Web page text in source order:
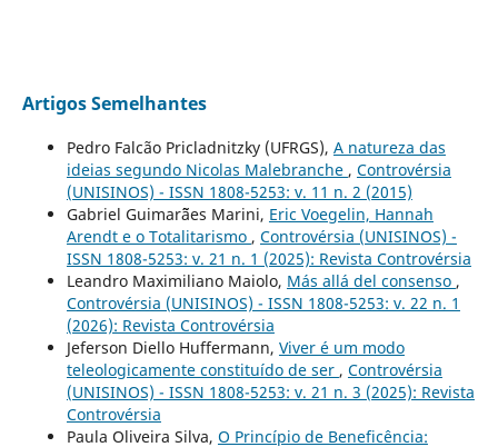
Artigos Semelhantes
Pedro Falcão Pricladnitzky (UFRGS), A natureza das
ideias segundo Nicolas Malebranche , Controvérsia
(UNISINOS) - ISSN 1808-5253: v. 11 n. 2 (2015)
Gabriel Guimar˜ães Marini, Eric Voegelin, Hannah
Arendt e o Totalitarismo , Controvérsia (UNISINOS) -
ISSN 1808-5253: v. 21 n. 1 (2025): Revista Controvérsia
Leandro Maximiliano Maiolo, Más allá del consenso ,
Controvérsia (UNISINOS) - ISSN 1808-5253: v. 22 n. 1
(2026): Revista Controvérsia
Jeferson Diello Huffermann, Viver é um modo
teleologicamente constituído de ser , Controvérsia
(UNISINOS) - ISSN 1808-5253: v. 21 n. 3 (2025): Revista
Controvérsia
Paula Oliveira Silva, O Princípio de Beneficência: